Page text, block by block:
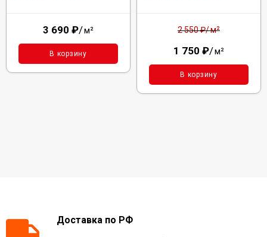
3 690 ₽/м²
В корзину
2 550₽/м²
1 750 ₽/м²
В корзину
Доставка по РФ